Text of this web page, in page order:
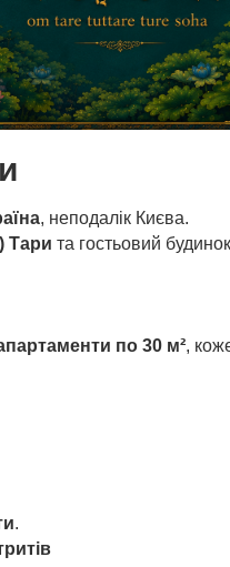
, неподалік Києва.
Тари та гостьовий
по 30 м²,
.